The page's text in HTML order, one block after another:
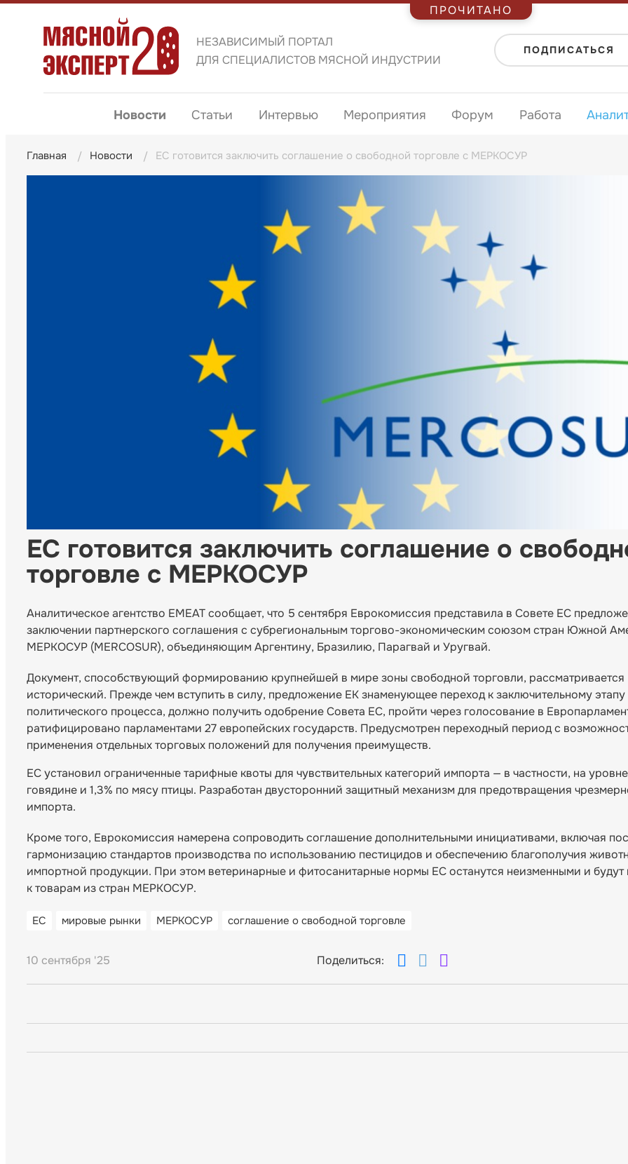
НЕЗАВИСИМЫЙ ПОРТАЛ
ДЛЯ СПЕЦИАЛИСТОВ МЯСНОЙ ИНДУСТРИИ
ПОДПИСАТЬСЯ
Новости Статьи Интервью Мероприятия Форум Работа
Главная Новости ЕС готовится заключить соглашение о свободной торговле с МЕРКОСУР
ЕС готовится заключить соглашение о
торговле с МЕРКОСУР
Аналитическое агентство EMEAT сообщает, что 5 сентября Еврокомиссия представила в Совете ЕС
заключении партнерского соглашения с субрегиональным торгово-экономическим союзом стран Южной
МЕРКОСУР (MERCOSUR), объединяющим Аргентину, Бразилию, Парагвай и Уругвай.
Документ, способствующий формированию крупнейшей в мире зоны свободной торговли, рассматривается
исторический. Прежде чем вступить в силу, предложение ЕК знаменующее переход к заключительному этапу
политического процесса, должно получить одобрение Совета ЕС, пройти через голосование в
ратифицировано парламентами 27 европейских государств. Предусмотрен переходный период с
применения отдельных торговых положений для получения преимуществ.
ЕС установил ограниченные тарифные квоты для чувствительных категорий импорта — в частности, на
говядине и 1,3% по мясу птицы. Разработан двусторонний защитный механизм для предотвращения
импорта.
Кроме того, Еврокомиссия намерена сопроводить соглашение дополнительными инициативами, включая
гармонизацию стандартов производства по использованию пестицидов и обеспечению благополучия
импортной продукции. При этом ветеринарные и фитосанитарные нормы ЕС останутся неизменными и будут
к товарам из стран МЕРКОСУР.
ЕС мировые рынки МЕРКОСУР соглашение о свободной торговле
10 сентября '25 Поделиться:
ПРОЧИТАНО